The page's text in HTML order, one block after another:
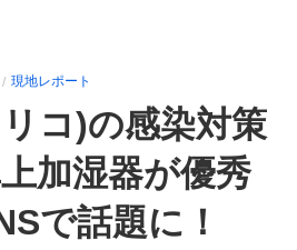
現地レポート
コ)の感染対策
加湿器が優秀
で話題に！